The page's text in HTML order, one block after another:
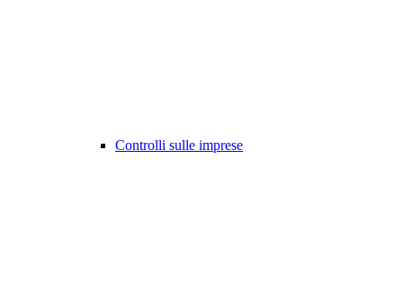
Controlli sulle imprese